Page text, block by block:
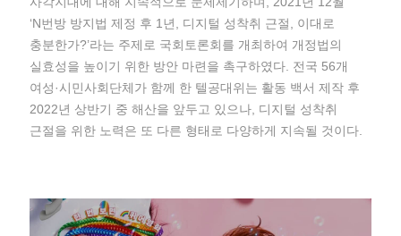
‘N번방 방지법 제정 후 1년, 디지털 성착취 근절, 이대로
충분한가?’라는 주제로 국회토론회를 개최하여 개정법의
실효성을 높이기 위한 방안 마련을 촉구하였다. 전국 56개
여성·시민사회단체가 함께 한 텔공대위는 활동 백서 제작 후
2022년 상반기 중 해산을 앞두고 있으나, 디지털 성착취
근절을 위한 노력은 또 다른 형태로 다양하게 지속될 것이다.